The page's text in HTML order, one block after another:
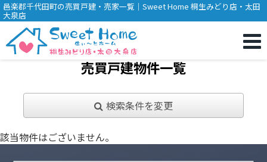
邑楽郡千代田町の売買戸建・売家一覧｜Sweet Home 桐生みどり店・太田
大泉店
売買戸建物件一覧
検索条件を変更
該当物件はございません。